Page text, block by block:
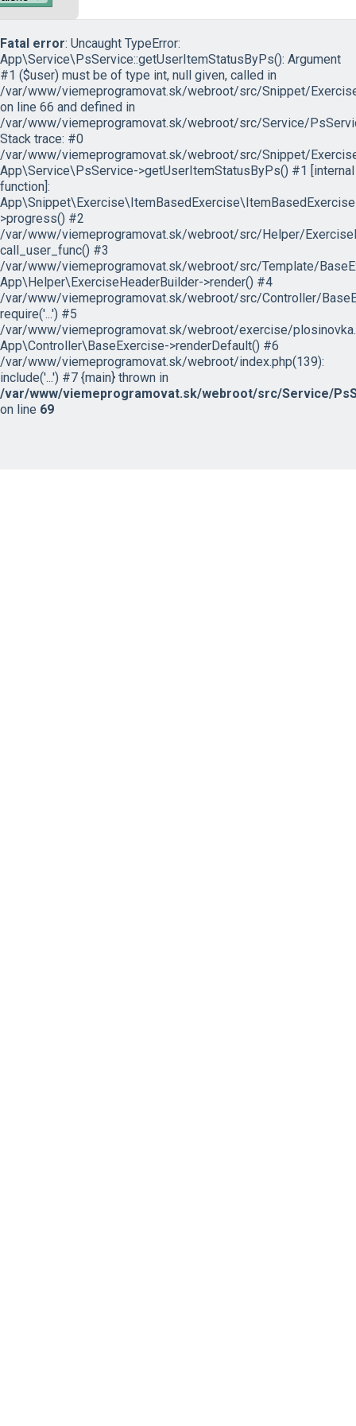
Fatal error: Uncaught TypeError:
App\Service\PsService::getUserItemStatusByPs(): Argument
#1 ($user) must be of type int, null given, called in
/var/www/viemeprogramovat.sk/webroot/src/Snippet/
on line 66 and defined in
/var/www/viemeprogramovat.sk/webroot/src/Service/
Stack trace: #0
/var/www/viemeprogramovat.sk/webroot/src/Snippet/
App\Service\PsService->getUserItemStatusByPs() #1 [internal
function]:
>progress() #2
/var/www/viemeprogramovat.sk/webroot/src/Helper/
call_user_func() #3
/var/www/viemeprogramovat.sk/webroot/src/Template/
App\Helper\ExerciseHeaderBuilder->render() #4
/var/www/viemeprogramovat.sk/webroot/src/Controller/
require('...') #5
/var/www/viemeprogramovat.sk/webroot/exercise/
App\Controller\BaseExercise->renderDefault() #6
/var/www/viemeprogramovat.sk/webroot/index.php(139):
include('...') #7 {main} thrown in
/var/www/viemeprogramovat.sk/webroot/src/Service/
on line 69